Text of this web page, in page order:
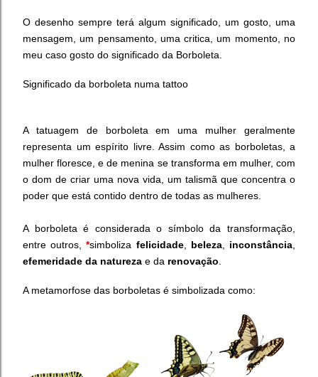
O desenho sempre terá algum significado, um gosto, uma
mensagem, um pensamento, uma critica, um momento, no
meu caso gosto do significado da Borboleta.
Significado da borboleta numa tattoo
A tatuagem de borboleta em uma mulher geralmente
representa um espírito livre. Assim como as borboletas, a
mulher floresce, e de menina se transforma em mulher, com
o dom de criar uma nova vida, um talismã que concentra o
poder que está contido dentro de todas as mulheres.
A borboleta é considerada o símbolo da transformação,
entre outros,*simboliza felicidade, beleza, inconstância
efemeridade da natureza e da renovação
A metamorfose das borboletas é simbolizada como: